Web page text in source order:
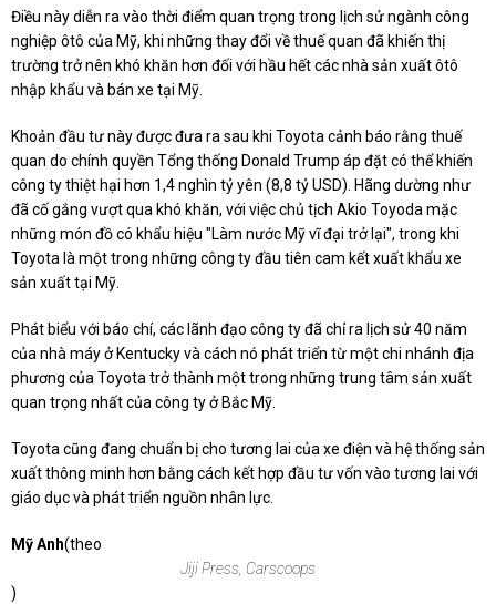
Điều này diễn ra vào thời điểm quan trọng trong lịch sử ngành công
nghiệp ôtô của Mỹ, khi những thay đổi về thuế quan đã khiến thị
trường trở nên khó khăn hơn đối với hầu hết các nhà sản xuất ôtô
nhập khẩu và bán xe tại Mỹ.
Khoản đầu tư này được đưa ra sau khi Toyota cảnh báo rằng thuế
quan do chính quyền Tổng thống Donald Trump áp đặt có thể khiến
công ty thiệt hại hơn 1,4 nghìn tỷ yên (8,8 tỷ USD). Hãng dường như
đã cố gắng vượt qua khó khăn, với việc chủ tịch Akio Toyoda mặc
những món đồ có khẩu hiệu "Làm nước Mỹ vĩ đại trở lại", trong khi
Toyota là một trong những công ty đầu tiên cam kết xuất khẩu xe
sản xuất tại Mỹ.
Phát biểu với báo chí, các lãnh đạo công ty đã chỉ ra lịch sử 40 năm
của nhà máy ở Kentucky và cách nó phát triển từ một chi nhánh địa
phương của Toyota trở thành một trong những trung tâm sản xuất
quan trọng nhất của công ty ở Bắc Mỹ.
Toyota cũng đang chuẩn bị cho tương lai của xe điện và hệ thống sản
xuất thông minh hơn bằng cách kết hợp đầu tư vốn vào tương lai với
giáo dục và phát triển nguồn nhân lực.
Mỹ Anh(theo
Jiji Press, Carscoops
)